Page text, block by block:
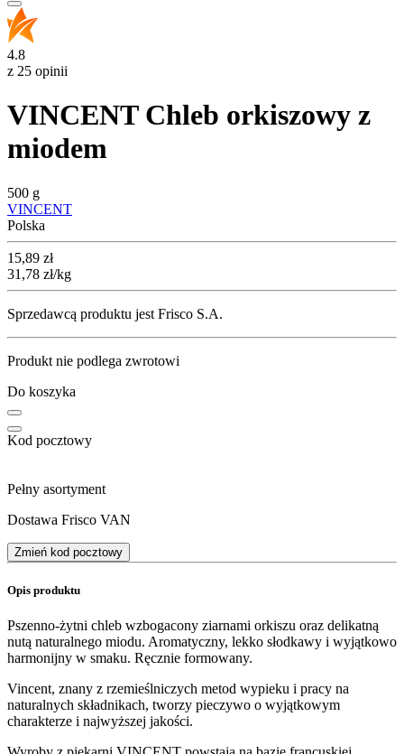
4.8
z 25 opinii
VINCENT Chleb orkiszowy z
miodem
500 g
VINCENT
Polska
Cena
15,89 zł
31,78 zł/kg
Sprzedawcą produktu jest Frisco S.A.
Produkt nie podlega zwrotowi
Do koszyka
Kod pocztowy
Pełny asortyment
Dostawa Frisco VAN
Zmień kod pocztowy
Opis produktu
Pszenno-żytni chleb wzbogacony ziarnami orkiszu oraz delikatną
nutą naturalnego miodu. Aromatyczny, lekko słodkawy i wyjątkowo
harmonijny w smaku. Ręcznie formowany.
Vincent, znany z rzemieślniczych metod wypieku i pracy na
naturalnych składnikach, tworzy pieczywo o wyjątkowym
charakterze i najwyższej jakości.